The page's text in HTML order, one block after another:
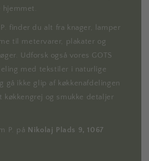
finder du alt fra knager, lamper
til metervarer, plakater og
Udforsk også vores GOTS
med tekstiler i naturlige
gå ikke glip af køkkenafdelingen
køkkengrej og smukke detaljer
P. på Nikolaj Plads 9, 1067